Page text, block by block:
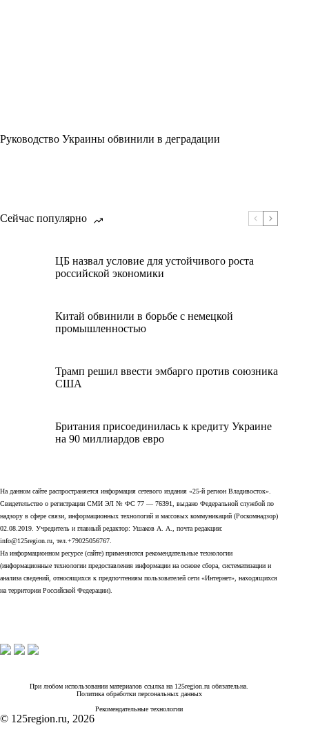
Руководство Украины обвинили в деградации
Сейчас популярно
ЦБ назвал условие для устойчивого роста
российской экономики
Китай обвинили в борьбе с немецкой
промышленностью
Трамп решил ввести эмбарго против союзника
США
Британия присоединилась к кредиту Украине
на 90 миллиардов евро
На данном сайте распространяется информация сетевого издания «25-й регион Владивосток».
Свидетельство о регистрации СМИ ЭЛ № ФС 77 — 76391, выдано Федеральной службой по
надзору в сфере связи, информационных технологий и массовых коммуникаций (Роскомнадзор)
02.08.2019. Учредитель и главный редактор: Ушаков А. А., почта редакции:
info@125region.ru, тел.+79025056767.
На информационном ресурсе (сайте) применяются рекомендательные технологии
(информационные технологии предоставления информации на основе сбора, систематизации и
анализа сведений, относящихся к предпочтениям пользователей сети «Интернет», находящихся
на территории Российской Федерации).
При любом использовании материалов ссылка на 125region.ru обязательна.
Политика обработки персональных данных
Рекомендательные технологии
© 125region.ru, 2026